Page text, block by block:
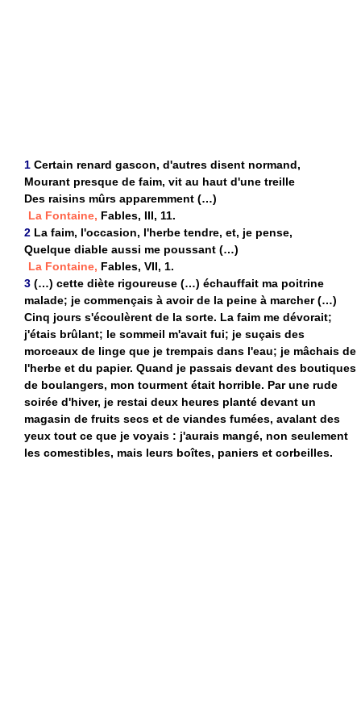
1 Certain renard gascon, d'autres disent normand,
Mourant presque de faim, vit au haut d'une treille
Des raisins mûrs apparemment (…)
La Fontaine, Fables, III, 11.
2 La faim, l'occasion, l'herbe tendre, et, je pense,
Quelque diable aussi me poussant (…)
La Fontaine, Fables, VII, 1.
3 (…) cette diète rigoureuse (…) échauffait ma poitrine
malade; je commençais à avoir de la peine à marcher (…)
Cinq jours s'écoulèrent de la sorte. La faim me dévorait;
j'étais brûlant; le sommeil m'avait fui; je suçais des
morceaux de linge que je trempais dans l'eau; je mâchais de
l'herbe et du papier. Quand je passais devant des boutiques
de boulangers, mon tourment était horrible. Par une rude
soirée d'hiver, je restai deux heures planté devant un
magasin de fruits secs et de viandes fumées, avalant des
yeux tout ce que je voyais : j'aurais mangé, non seulement
les comestibles, mais leurs boîtes, paniers et corbeilles.